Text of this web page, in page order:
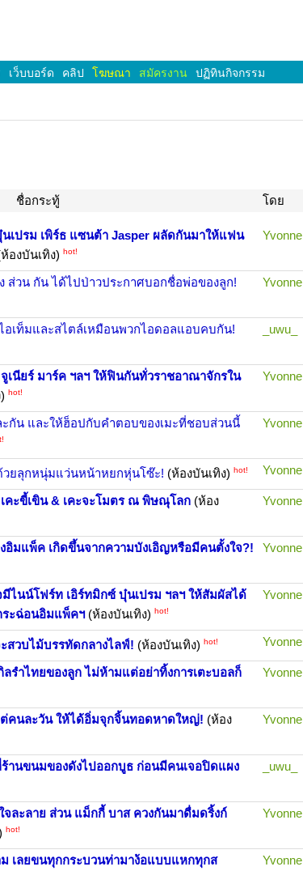
เว็บบอร์ด คลิป โฆษณา สมัครงาน ปฏิทินกิจกรรม
ชื่อกระทู้ โดย
เปรม เพิร์ธ แซนต้า Jasper ผลัดกันมาให้แฟน
องบันเทิง) hot!
Yvonne
ส่วน กัน ได้ไปป่าวประกาศบอกชื่อพ่อของลูก!
Yvonne
อเท็มและสไตล์เหมือนพวกไอดอลแอบคบกัน!
_uwu_
เนียร์ มาร์ค ฯลฯ ให้ฟินกันทั่วราชอาณาจักรใน
hot!
Yvonne
ะกัน และให้ฮ็อปกับคำตอบของเมะที่ชอบส่วนนี้
Yvonne
ยลุกหนุ่มแว่นหน้าหยกหุ่นโซ๊ะ! (ห้องบันเทิง) hot! Yvonne
คะขี้เขิน & เคะจะโมตร ณ พิษณุโลก (ห้อง
Yvonne
อิมแพ็ค เกิดขึ้นจากความบังเอิญหรือมีคนตั้งใจ?!
Yvonne
ไนน์โฟร์ท เอิร์ทมิกซ์ บุ๋นเปรม ฯลฯ ให้สัมผัสได้
ระฉ่อนอิมแพ็คฯ(ห้องบันเทิง) hot!
Yvonne
วบไม้บรรทัดกลางไลฟ์! (ห้องบันเทิง) hot! Yvonne
รำไทยของลูก ไม่ห้ามแต่อย่าทิ้งการเตะบอลก็
Yvonne
ต่คนละวัน ให้ได้อิ่มจุกจิ้นทอดหาดใหญ่! (ห้อง
Yvonne
านขนมของดังไปออกบูธ ก่อนมีคนเจอปิดแผง
_uwu_
ละลาย ส่วน แม็กกี้ บาส ควงกันมาดื่มดริ้งก์
hot!
Yvonne
ม เลยขนทุกกระบวนท่ามาง้อแบบแหกทุกส
Yvonne